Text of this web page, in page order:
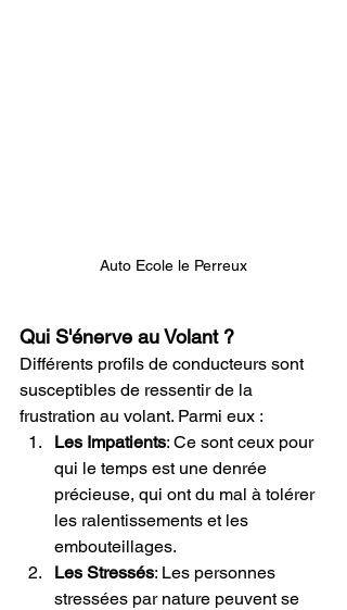
Auto Ecole le Perreux
Qui S'énerve au Volant ?
Différents profils de conducteurs sont
susceptibles de ressentir de la
frustration au volant. Parmi eux :
Les Impatients: Ce sont ceux pour
qui le temps est une denrée
précieuse, qui ont du mal à tolérer
les ralentissements et les
embouteillages.
Les Stressés: Les personnes
stressées par nature peuvent se